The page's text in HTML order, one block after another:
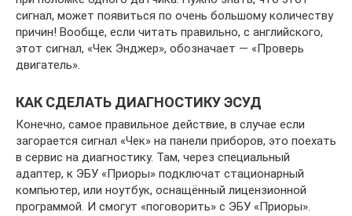
сигнал, может появиться по очень большому количеству
причин! Вообще, если читать правильно, с английского,
этот сигнал, «Чек Энджер», обозначает — «Проверь
двигатель».
КАК СДЕЛАТЬ ДИАГНОСТИКУ ЭСУД
Конечно, самое правильное действие, в случае если
загорается сигнал «Чек» на панели приборов, это поехать
в сервис на диагностику. Там, через специальный
адаптер, к ЭБУ «Приоры» подключат стационарный
компьютер, или ноутбук, оснащённый лицензионной
программой. И смогут «поговорить» с ЭБУ «Приоры».